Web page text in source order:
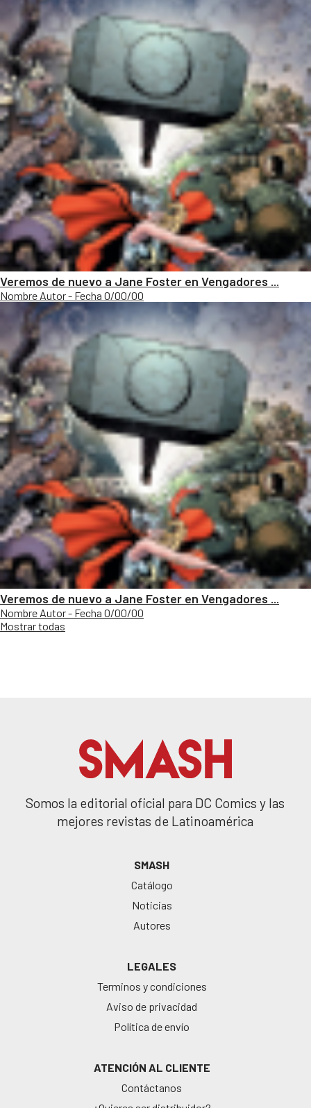
Veremos de nuevo a Jane Foster en Vengadores ...
Nombre Autor - Fecha 0/00/00
Veremos de nuevo a Jane Foster en Vengadores ...
Nombre Autor - Fecha 0/00/00
Mostrar todas
Somos la editorial oficial para DC Comics y las
mejores revistas de Latinoamérica
SMASH
Catálogo
Noticias
Autores
LEGALES
Terminos y condiciones
Aviso de privacidad
Política de envío
ATENCIÓN AL CLIENTE
Contáctanos